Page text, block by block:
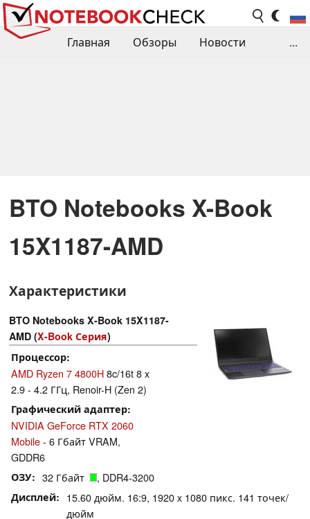
Главная Обзоры
Новости
...
BTO Notebooks X-Book
15X1187-AMD
Характеристики
BTO Notebooks X-Book 15X1187-
AMD (X-Book Серия)
Процессор
AMD Ryzen 7 4800H8c/16t 8 x
2.9 - 4.2 ГГц, Renoir-H (Zen 2)
Графический адаптер
NVIDIA GeForce RTX 2060
Mobile- 6 Гбайт VRAM,
GDDR6
ОЗУ 32 Гбайт , DDR4-3200
Дисплей
15.60 дюйм. 16:9, 1920 x 1080 пикс. 141 точек/
дюйм